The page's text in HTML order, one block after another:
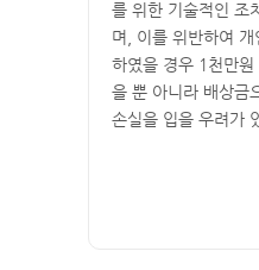
를 위한 기술적인 조
며, 이를 위반하여
하였을 경우 1천만
을 뿐 아니라 배상금
손실을 입을 우려가